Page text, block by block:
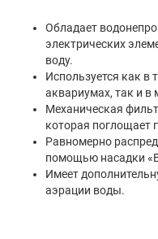
Обладает
электрических
воду.
Используется как
аквариумах, так и в
Механическая
которая поглощает
Равномерно
помощью насадки
Имеет
аэрации воды.